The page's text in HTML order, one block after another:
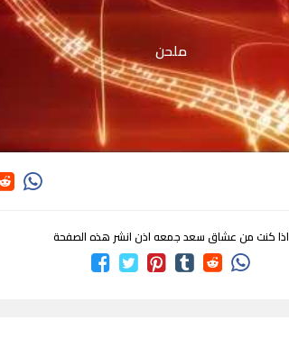
ملحن
اذا كنت من عشاق سعد جمعه اذن انشر هذه الصفحة